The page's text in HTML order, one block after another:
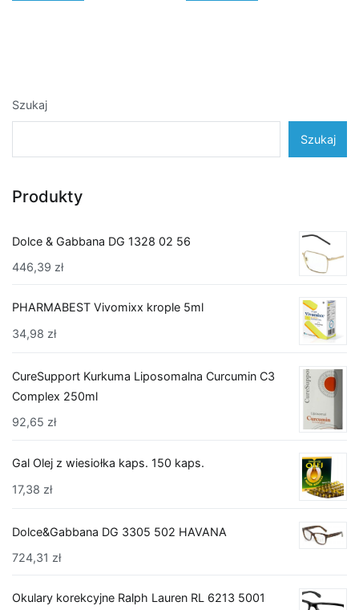
Szukaj
Szukaj
Produkty
Dolce & Gabbana DG 1328 02 56
446,39 zł
PHARMABEST Vivomixx krople 5ml
34,98 zł
CureSupport Kurkuma Liposomalna Curcumin C3
Complex 250ml
92,65 zł
Gal Olej z wiesiołka kaps. 150 kaps.
17,38 zł
Dolce&Gabbana DG 3305 502 HAVANA
724,31 zł
Okulary korekcyjne Ralph Lauren RL 6213 5001